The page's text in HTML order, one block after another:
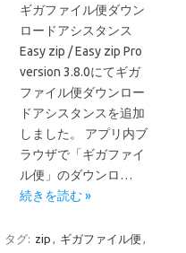
ギガファイル便ダウン
ロードアシスタンス
Easy zip / Easy zip Pro
version 3.8.0にてギガ
ファイル便ダウンロー
ドアシスタンスを追加
しました。 アプリ内ブ
ラウザで「ギガファイ
ル便」のダウンロ…
続きを読む »
タグ: zip , ギガファイル便 ,